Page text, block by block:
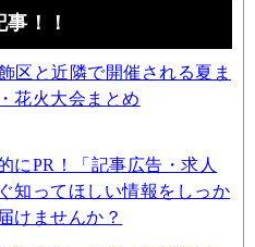
！！
区と近隣で開催される夏ま
花火大会まとめ
にPR！「記事広告・求人
知ってほしい情報をしっか
けませんか？